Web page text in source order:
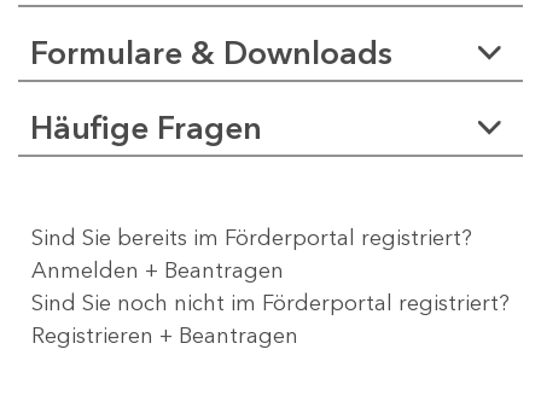
Formulare & Downloads
Häufige Fragen
Sind Sie bereits im Förderportal registriert?
Anmelden + Beantragen
Sind Sie noch nicht im Förderportal registriert?
Registrieren + Beantragen